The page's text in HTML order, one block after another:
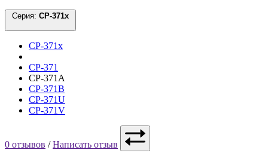
Серия:
CP-371x
CP-371
CP-371A
CP-371B
CP-371U
CP-371V
0 отзывов /Написать отзыв